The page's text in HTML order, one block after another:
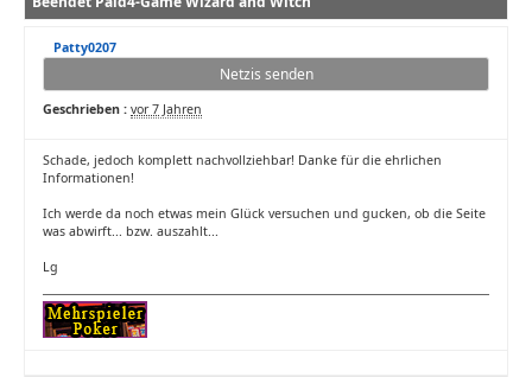
Patty0207
Netzis senden
Geschrieben : vor 7 Jahren
Schade, jedoch komplett nachvollziehbar! Danke für die ehrlichen
Informationen!
Ich werde da noch etwas mein Glück versuchen und gucken, ob die Seite
was abwirft... bzw. auszahlt...
Lg